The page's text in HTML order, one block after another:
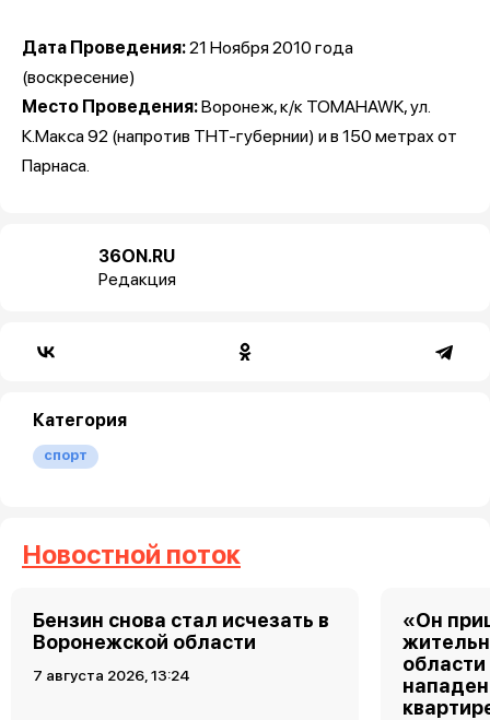
Дата Проведения:21 Ноября 2010 года
(воскресение)
Место Проведения:Воронеж, к/к TOMAHAWK, ул.
К.Макса 92 (напротив ТНТ-губернии) и в 150 метрах от
Парнаса.
36ON.RU
Редакция
Категория
спорт
Новостной поток
Бензин снова стал исчезать в
Воронежской области
7 августа 2026, 13:24
«Он